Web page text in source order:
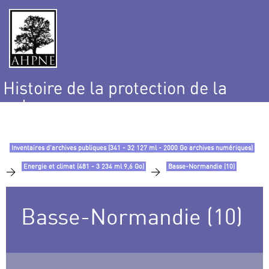
Histoire de la protection de la
nature
Inventaires d’archives publiques (341 - 32 127 ml - 2000 Go archives numériques)
> Energie et climat (481 - 3 234 ml 9,6 Go) > Basse-Normandie (10)
Basse-Normandie (10)